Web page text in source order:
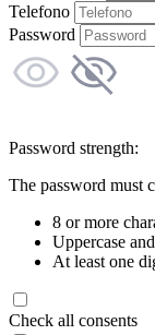
Telefono
Password
Password strength:
The password must
8 or more
Uppercase
At least one
Check all consents